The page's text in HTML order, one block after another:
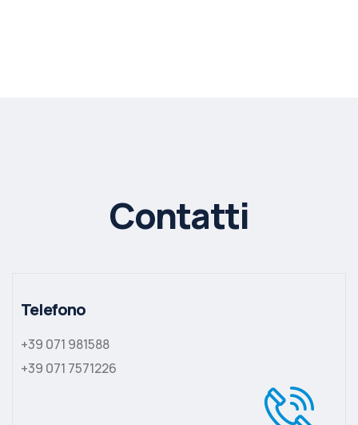
Contatti
Telefono
+39 071 981588
+39 071 7571226